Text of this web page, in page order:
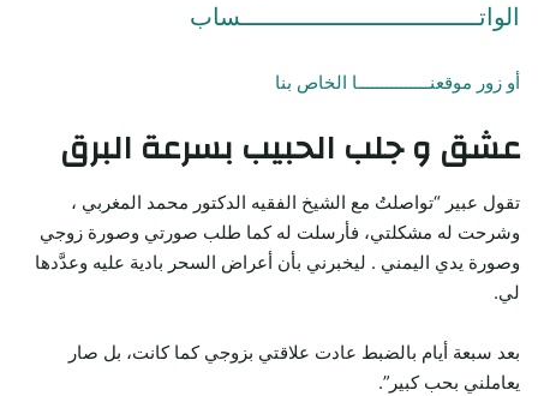
الواتـــــــــــــــــــــــــــــــــساب
أو زور موقعنـــــــــــــــا الخاص بنا
عشق و جلب الحبيب بسرعة البرق
تقول عبير “تواصلتُ مع الشيخ الفقيه الدكتور محمد المغربي ،
وشرحت له مشكلتي، فأرسلت له كما طلب صورتي وصورة زوجي
وصورة يدي اليمني . ليخبرني بأن أعراض السحر بادية عليه وعدَّدها
لي.
بعد سبعة أيام بالضبط عادت علاقتي بزوجي كما كانت، بل صار
يعاملني بحب كبير”.